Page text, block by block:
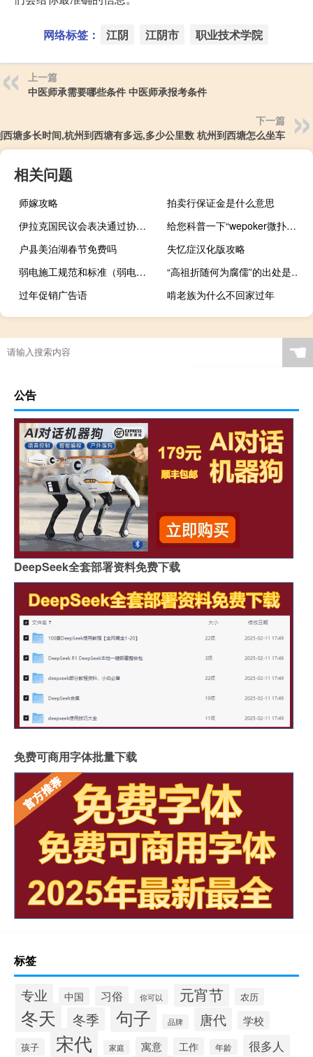
网络标签： 江阴 江阴市 职业技术学院
上一篇
中医师承需要哪些条件 中医师承报考条件
下一篇
塘多长时间,杭州到西塘有多远,多少公里数 杭州到西塘怎么坐车
相关问题
师嫁攻略
拍卖行保证金是什么意思
伊拉克国民议会表决通过协议与中国互免持外交及公务护照人员入境签证 到底什么情况嘞
给您科普一下“wepoker微扑克作弊软件(透视详细教程)
户县美泊湖春节免费吗
失忆症汉化版攻略
弱电施工规范和标准（弱电施工规范）
“高祖折随何为腐儒”的出处是哪里
过年促销广告语
啃老族为什么不回家过年
☚
公告
DeepSeek全套部署资料免费下载
免费可商用字体批量下载
标签
专业 中国 习俗 你可以 元宵节 农历
冬天 冬季 句子 品牌 唐代 学校
孩子 宋代 家庭 寓意 工作 年龄 很多人